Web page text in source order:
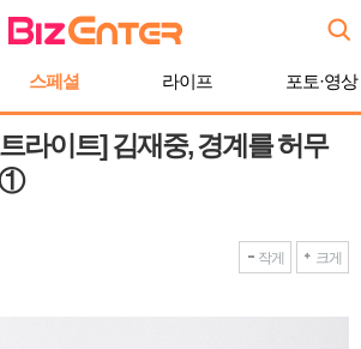
스페셜 라이프 포토·영상
라이트] 김재중, 경계를 허무
①
작게 크게